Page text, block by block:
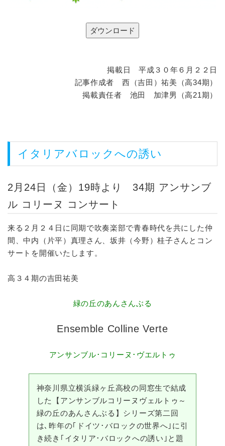
掲載日 平成３０年６月２２日
記事作成者 西（吉田）祐美（高34期）
掲載責任者 池田 加津男（高21期）
イタリアバロックへの誘い
2月24日（金）19時より 34期 アンサンブ
ル コリーヌ コンサート
来る２月２４日に同期で吹奏楽部で青春時代を共にした仲
間、中内（片平）真理さん、坂井（今野）桂子さんとコン
サートを開催いたします。
高３４期の吉田祐美
緑の丘のあんさんぶる
Ensemble Colline Verte
アンサンブル･コリーヌ･ヴエルトゥ
神奈川県立横浜緑ヶ丘高校の同窓生で結成
した【アンサンブルコリーヌヴェルトゥ～
緑の丘のあんさんぶる】シリーズ第二回
は､昨年の｢ドイツ･バロックの世界へ｣に引
き続き｢イタリア･バロックへの誘い｣と題